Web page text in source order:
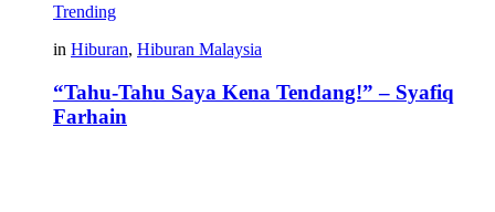
Trending
in Hiburan, Hiburan Malaysia
“Tahu-Tahu Saya Kena Tendang!” – Syafiq
Farhain